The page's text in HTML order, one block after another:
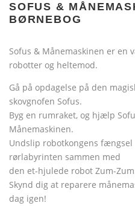
SOFUS &
BØRNEBOG
Sofus & Månemaskinen er en
robotter og heltemod.
Gå på opdagelse på den
skovgnofen Sofus.
Byg en rumraket, og hjælp
Månemaskinen.
Undslip robotkongens
rørlabyrinten sammen med
den et-hjulede robot Zum-
Skynd dig at reparere
dag igen!